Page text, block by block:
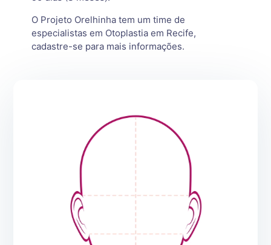
O Projeto Orelhinha tem um time de
especialistas em Otoplastia em Recife,
cadastre-se para mais informações.